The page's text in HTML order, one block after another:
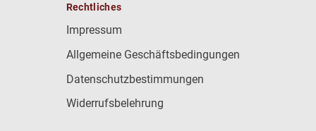
Rechtliches
Impressum
Allgemeine Geschäftsbedingungen
Datenschutzbestimmungen
Widerrufsbelehrung